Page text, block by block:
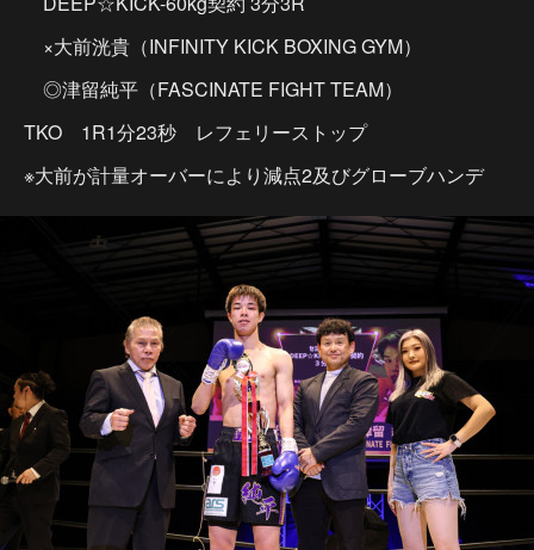
×大前洸貴（INFINITY KICK BOXING GYM）
◎津留純平（FASCINATE FIGHT TEAM）
TKO 1R1分23秒 レフェリーストップ
※大前が計量オーバーにより減点2及びグローブハンデ